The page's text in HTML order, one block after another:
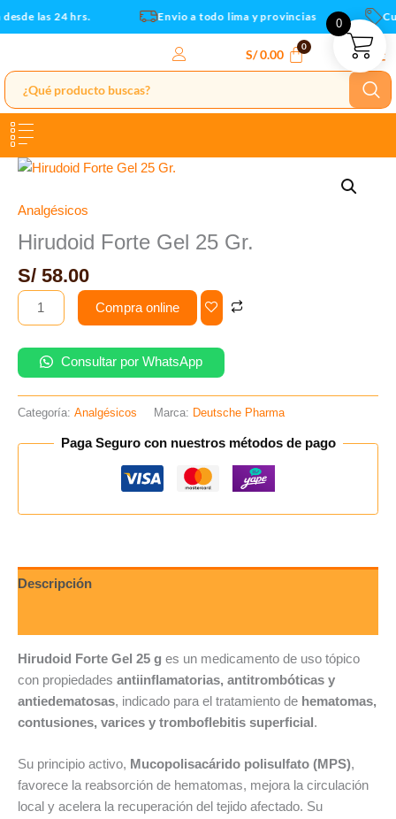
al
las 24 hrs. Envio a todo lima y provincias
S/0.00
Analgésicos
Hirudoid Forte Gel 25 Gr.
S/ 58.00
Hirudoid
Gel
Gr.
cantidad
Compra online
Consultar por WhatsApp
Categoría: Analgésicos Marca: Deutsche Pharma
Paga Seguro con nuestros métodos de pago
Descripción
Hirudoid Forte Gel 25 g es un medicamento de uso tópico
con propiedades antiinflamatorias, antitrombóticas y
antiedematosas, indicado para el tratamiento de hematomas,
contusiones, varices y tromboflebitis superficial.
Su principio activo, Mucopolisacárido polisulfato (MPS),
favorece la reabsorción de hematomas, mejora la circulación
local y acelera la recuperación del tejido afectado. Su
0